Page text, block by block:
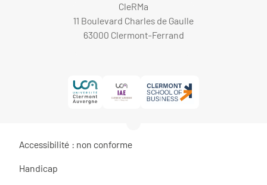
CleRMa
11 Boulevard Charles de Gaulle
63000 Clermont-Ferrand
Accessibilité : non conforme
Handicap